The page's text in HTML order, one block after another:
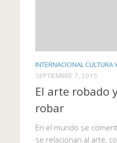
INTERNACIONAL CULTURA
SEPTIEMBRE 7, 2015
El arte robado
robar
En el mundo se
se relacionan al arte,